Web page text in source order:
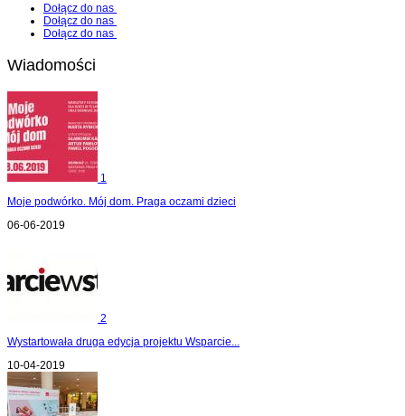
Dołącz do nas
Dołącz do nas
Dołącz do nas
Wiadomości
1
Moje podwórko. Mój dom. Praga oczami dzieci
06-06-2019
2
Wystartowała druga edycja projektu Wsparcie...
10-04-2019